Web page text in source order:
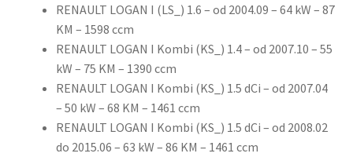
RENAULT LOGAN I (LS_) 1.6 – od 2004.09 – 64 kW – 87
KM – 1598 ccm
RENAULT LOGAN I Kombi (KS_) 1.4 – od 2007.10 – 55
kW – 75 KM – 1390 ccm
RENAULT LOGAN I Kombi (KS_) 1.5 dCi – od 2007.04
– 50 kW – 68 KM – 1461 ccm
RENAULT LOGAN I Kombi (KS_) 1.5 dCi – od 2008.02
do 2015.06 – 63 kW – 86 KM – 1461 ccm